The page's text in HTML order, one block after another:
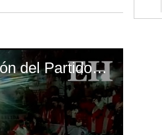
Luis Zelaya discursa en la Convención del Partido Liberal